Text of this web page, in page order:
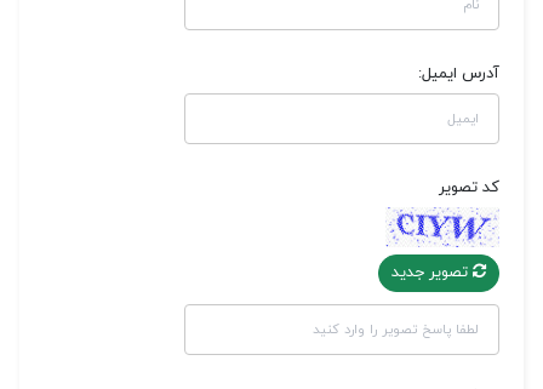
آدرس ایمیل:
کد تصویر
تصویر جدید